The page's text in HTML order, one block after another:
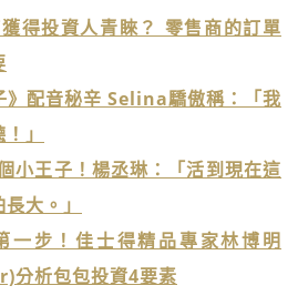
得投資人青睞？ 零售商的訂單
》配音秘辛 Selina驕傲稱：「我
」
小王子！楊丞琳：「活到現在這
大。」
一步！佳士得精品專家林博明
析包包投資4要素